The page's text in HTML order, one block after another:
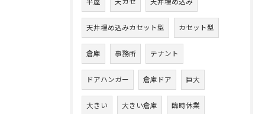
平屋 天カセ 天井埋め込み
天井埋め込みカセット型 カセット型
倉庫 事務所 テナント
ドアハンガー 倉庫ドア 巨大
大きい 大きい倉庫 臨時休業